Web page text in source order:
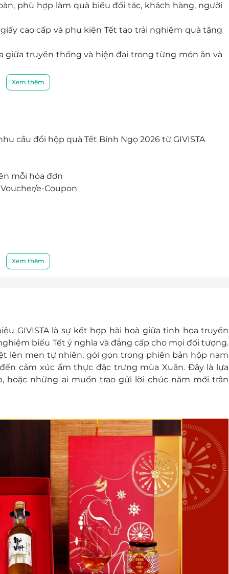
phù hợp làm quà biếu đối tác, khách hàng, người
cao cấp và phụ kiện Tết tạo trải nghiệm quà tặng
giữa truyền thống và hiện đại trong từng món ăn và
hoạ tiết tỉ mỉ gia tăng tính thẩm mỹ và giá trị tinh
trong môi trường công sở, đối tác nhờ tính linh hoạt
thân thiện, giá ưu đãi và cập nhật sớm nhất các
Xem thêm
cầu đổi hộp quà Tết Bính Ngọ 2026 từ GIVISTA
mỗi hóa đơn
e-Coupon
hộp quà
quy đổi thành tiền mặt, không trả lại tiền thừa
trình khuyến mại khác
hộp quà tặng đến khách hàng
Xem thêm
GIVISTA là sự kết hợp hài hoà giữa tinh hoa truyền
biếu Tết ý nghĩa và đẳng cấp cho mọi đối tượng.
lên men tự nhiên, gói gọn trong phiên bản hộp nam
cảm xúc ẩm thực đặc trưng mùa Xuân. Đây là lựa
hoặc những ai muốn trao gửi lời chúc năm mới trân